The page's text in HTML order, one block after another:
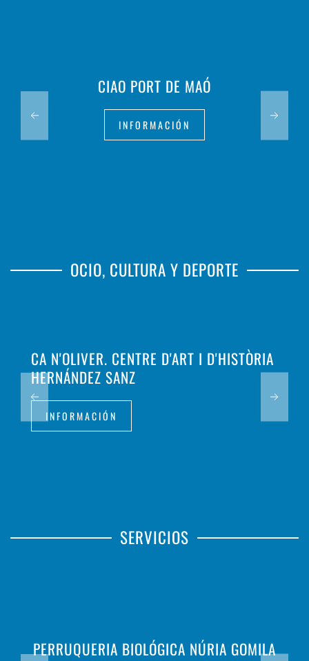
CIAO PORT DE MAÓ
INFORMACIÓN
OCIO, CULTURA Y DEPORTE
CA N'OLIVER. CENTRE D'ART I D'HISTÒRIA
HERNÁNDEZ SANZ
INFORMACIÓN
SERVICIOS
PERRUQUERIA BIOLÓGICA NÚRIA GOMILA